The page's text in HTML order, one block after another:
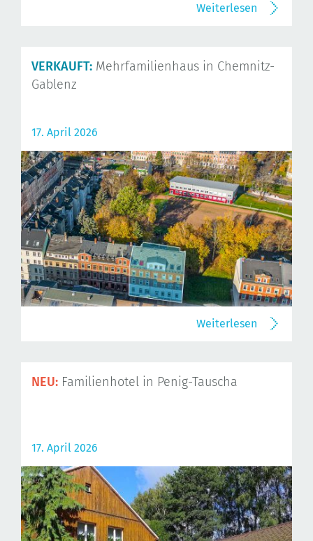
Weiterlesen
VERKAUFT: Mehrfamilienhaus in Chemnitz-
Gablenz
17. April 2026
Weiterlesen
NEU: Familienhotel in Penig-Tauscha
17. April 2026